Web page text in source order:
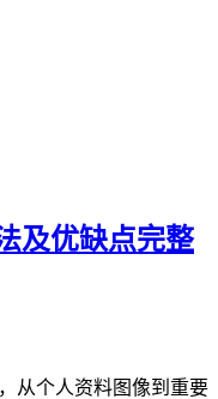
及优缺点完整
从个人资料图像到重要